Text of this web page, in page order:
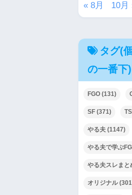
« 8月
10月
タグ(
の一番下)
FGO (131)
SF (371) TS
やる夫 (1147)
やる夫で学ぶ
やる夫スレまと
オリジナル